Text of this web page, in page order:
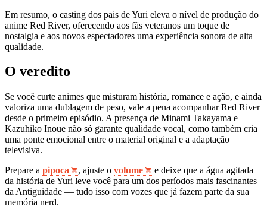
Em resumo, o casting dos pais de Yuri eleva o nível de produção do
anime Red River, oferecendo aos fãs veteranos um toque de
nostalgia e aos novos espectadores uma experiência sonora de alta
qualidade.
O veredito
Se você curte animes que misturam história, romance e ação, e ainda
valoriza uma dublagem de peso, vale a pena acompanhar Red River
desde o primeiro episódio. A presença de Minami Takayama e
Kazuhiko Inoue não só garante qualidade vocal, como também cria
uma ponte emocional entre o material original e a adaptação
televisiva.
Prepare a pipoca , ajuste o volume
e deixe que a água agitada
da história de Yuri leve você para um dos períodos mais fascinantes
da Antiguidade — tudo isso com vozes que já fazem parte da sua
memória nerd.